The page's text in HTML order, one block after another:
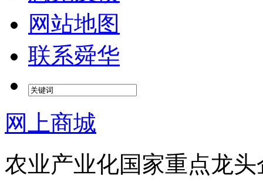
网站地图
联系舜华
网上商城
农业产业化国家重点龙头